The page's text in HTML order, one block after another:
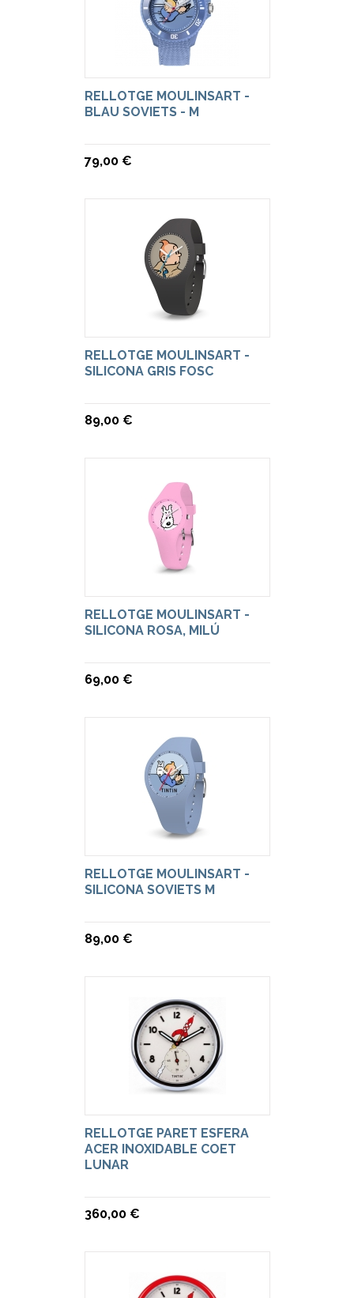
RELLOTGE MOULINSART -
BLAU SOVIETS - M
79,00 €
RELLOTGE MOULINSART -
SILICONA GRIS FOSC
89,00 €
RELLOTGE MOULINSART -
SILICONA ROSA, MILÚ
69,00 €
RELLOTGE MOULINSART -
SILICONA SOVIETS M
89,00 €
RELLOTGE PARET ESFERA
ACER INOXIDABLE COET
LUNAR
360,00 €